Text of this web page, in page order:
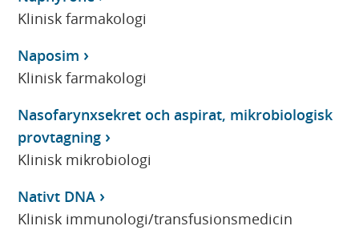
Klinisk farmakologi
Naposim
Klinisk farmakologi
Nasofarynxsekret och aspirat, mikrobiologisk
provtagning
Klinisk mikrobiologi
Nativt DNA
Klinisk immunologi/transfusionsmedicin